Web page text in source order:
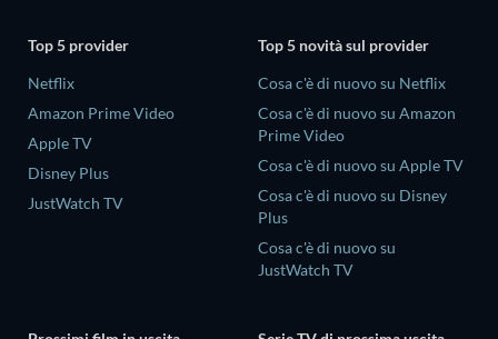
Top 5 provider
Netflix
Amazon Prime Video
Apple TV
Disney Plus
JustWatch TV
Top 5 novità sul provider
Cosa c'è di nuovo su Netflix
Cosa c'è di nuovo su Amazon
Prime Video
Cosa c'è di nuovo su Apple TV
Cosa c'è di nuovo su Disney
Plus
Cosa c'è di nuovo su
JustWatch TV